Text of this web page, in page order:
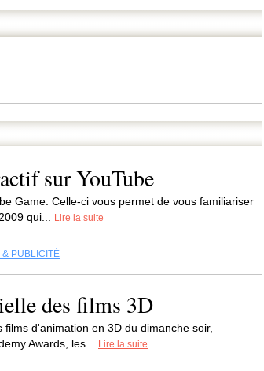
sur YouTube
Game. Celle-ci vous permet de vous familiariser
qui...
Lire la suite
& PUBLICITÉ
des films 3D
d'animation en 3D du dimanche soir,
Awards, les...
Lire la suite